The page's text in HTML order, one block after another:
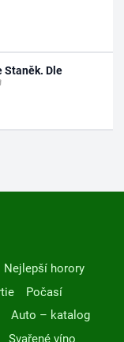
Staněk. Dle
Nejlepší horory
Počasí
Auto – katalog
Svařené víno